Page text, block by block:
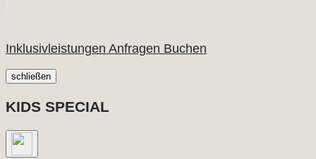
Inklusivleistungen Anfragen Buchen
schließen
KIDS SPECIAL